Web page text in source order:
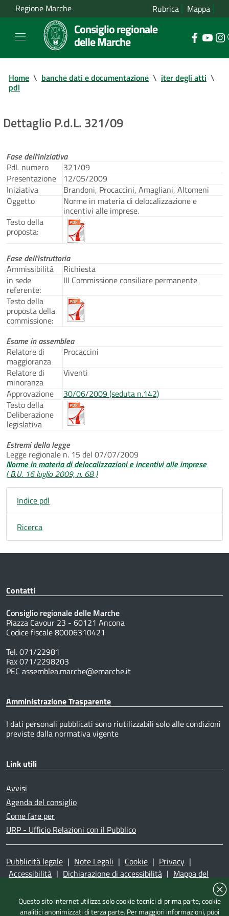
Regione Marche Rubrica Mappa
Consiglio regionale
delle Marche
Home \ banche dati e documentazione \ iter degli atti \
pdl
Dettaglio P.d.L. 321/09
Fase dell'iniziativa
PdL numero
321/09
Presentazione
12/05/2009
Iniziativa
Brandoni, Procaccini, Amagliani, Altomeni
Oggetto
Norme in materia di delocalizzazione e
incentivi alle imprese.
Testo della
proposta:
Fase dell'istruttoria
Ammissibilità
Richiesta
in sede
referente:
III Commissione consiliare permanente
Testo della
proposta della
commissione:
Esame in assemblea
Relatore di
maggioranza
Procaccini
Relatore di
minoranza
Viventi
Approvazione
30/06/2009 (seduta n.142)
Testo della
Deliberazione
legislativa
Estremi della legge
Legge regionale n. 15 del 07/07/2009
Norme in materia di delocalizzazioni e incentivi alle imprese
( B.U. 16 luglio 2009, n. 68 )
Indice pdl
Ricerca
Contatti
Consiglio regionale delle Marche
Piazza Cavour 23 - 60121 Ancona
Codice fiscale 80006310421
Tel. 071/22981
Fax 071/2298203
PEC assemblea.marche@emarche.it
Amministrazione Trasparente
I dati personali pubblicati sono riutilizzabili solo alle condizioni
previste dalla normativa vigente
Link utili
Avvisi
Agenda del consiglio
Come fare per
URP - Ufficio Relazioni con il Pubblico
Pubblicità legale | Note Legali | Cookie | Privacy |
Accessibilità | Dichiarazione di accessibilità | Mappa del
Questo sito internet utilizza solo cookie tecnici di prima parte; cookie
analitici anonimizzati di terza parte. Per maggiori informazioni, puoi